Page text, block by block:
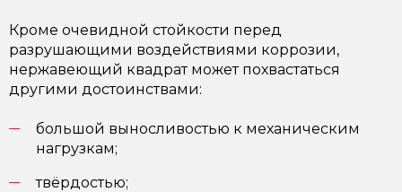
Кроме очевидной стойкости перед
разрушающими воздействиями коррозии,
нержавеющий квадрат может похвастаться
другими достоинствами:
большой выносливостью к механическим
нагрузкам;
твёрдостью;